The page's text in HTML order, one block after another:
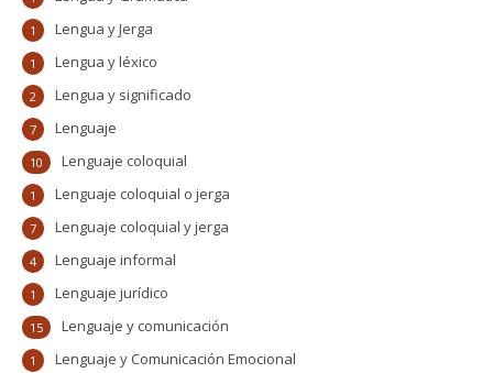
Lengua y Jerga
1
Lengua y léxico
1
Lengua y significado
2
Lenguaje
7
Lenguaje coloquial
10
Lenguaje coloquial o jerga
1
Lenguaje coloquial y jerga
7
Lenguaje informal
4
Lenguaje jurídico
1
Lenguaje y comunicación
15
Lenguaje y Comunicación Emocional
1